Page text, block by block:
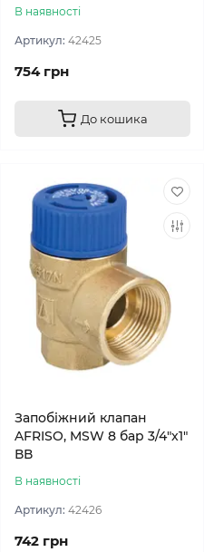
В наявності
Артикул: 42425
754 грн
До кошика
Запобіжний клапан
AFRISO, MSW 8 бар 3/4"x1"
ВВ
В наявності
Артикул: 42426
742 грн